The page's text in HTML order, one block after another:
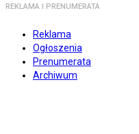
REKLAMA I PRENUMERATA
Reklama
Ogłoszenia
Prenumerata
Archiwum